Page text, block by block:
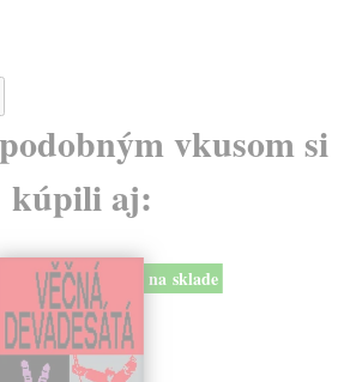
vkusom si
kúpili aj:
na sklade